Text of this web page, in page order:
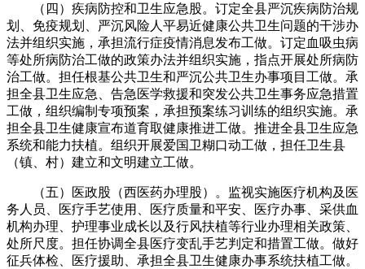
（四）疾病防控和卫生应急股。订定全县严沉疾病防治规
划、免疫规划、严沉风险人平易近健康公共卫生问题的干涉办
法并组织实施，承担流行症疫情消息发布工做。订定血吸虫病
等处所病防治工做的政策办法并组织实施，指点开展处所病防
治工做。担任根基公共卫生和严沉公共卫生办事项目工做。承
担全县卫生应急、告急医学救援和突发公共卫生事务应急措置
工做，组织编制专项预案，承担预案练习训练的组织实施。承
担全县卫生健康宣布道育取健康推进工做。推进全县卫生应急
系统和能力扶植。组织开展爱国卫糊口动工做，担任卫生县
（镇、村）建立和文明建立工做。
（五）医政股（西医药办理股）。监视实施医疗机构及医
务人员、医疗手艺使用、医疗质量和平安、医疗办事、采供血
机构办理、护理事业成长以及行风扶植等行业办理相关政策、
处所尺度。担任协调全县医疗变乱手艺判定和措置工做。做好
征兵体检、医疗援助、承担全县卫生健康办事系统扶植工做。